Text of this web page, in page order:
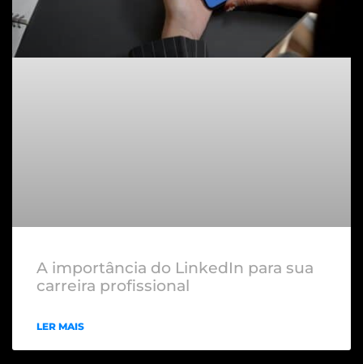
A importância do LinkedIn para sua
carreira profissional
LER MAIS